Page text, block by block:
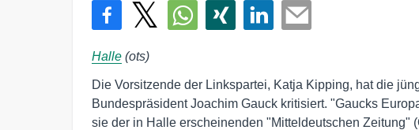
Halle (ots)
Die Vorsitzende der Linkspartei, Katja Kipping, hat die
Bundespräsident Joachim Gauck kritisiert. "Gaucks
sie der in Halle erscheinenden "Mitteldeutschen Zeitung"